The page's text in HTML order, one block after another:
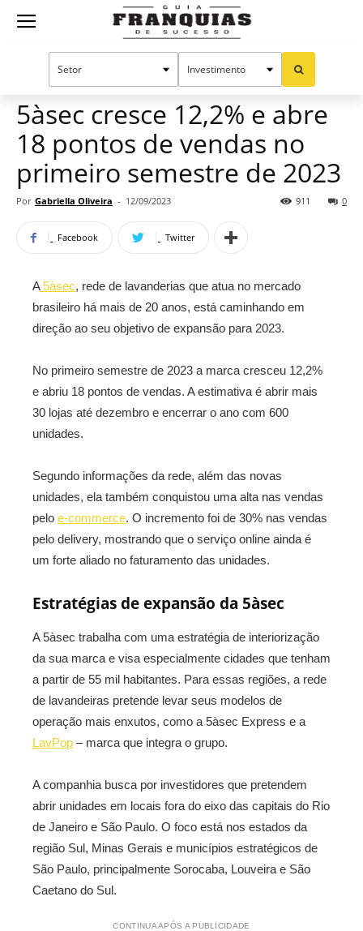
Guia
Mercado de franquias
5àsec cresce 12,2% e abre
18 pontos de vendas no
primeiro semestre de 2023
Por Gabriella Oliveira - 12/09/2023 0
911
Facebook Twitter
A5àsec, rede de lavanderias que atua no mercado
brasileiro há mais de 20 anos, está caminhando em
direção ao seu objetivo de expansão para 2023.
No primeiro semestre de 2023 a marca cresceu 12,2%
e abriu 18 pontos de vendas. A estimativa é abrir mais
30 lojas até dezembro e encerrar o ano com 600
unidades.
Segundo informações da rede, além das novas
unidades, ela também conquistou uma alta nas vendas
pelo e-commerce. O incremento foi de 30% nas vendas
pelo delivery, mostrando que o serviço online ainda é
um forte aliado no faturamento das unidades.
Estratégias de expansão da 5àsec
A 5àsec trabalha com uma estratégia de interiorização
da sua marca e visa especialmente cidades que tenham
a partir de 55 mil habitantes. Para essas regiões, a rede
de lavandeiras pretende levar seus modelos de
operação mais enxutos, como a 5àsec Express e a
LavPop – marca que integra o grupo.
A companhia busca por investidores que pretendem
abrir unidades em locais fora do eixo das capitais do Rio
de Janeiro e São Paulo. O foco está nos estados da
região Sul, Minas Gerais e municípios estratégicos de
São Paulo, principalmente Sorocaba, Louveira e São
Caetano do Sul.
CONTINUA APÓS A PUBLICIDADE